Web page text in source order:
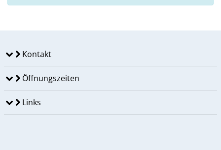
Kontakt
Öffnungszeiten
Links